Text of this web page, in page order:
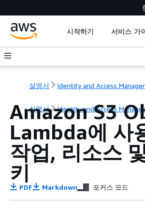
시작하기 서비스 가
설명서 Identity and Access
설명서 Identity and Access
Amazon S3
Lambda에 사
작업, 리소스
키
PDF Markdown 포커스 모드